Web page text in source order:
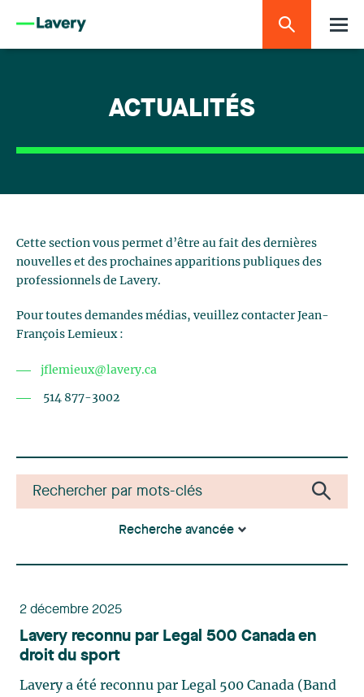
ACTUALITÉS
Cette section vous permet d’être au fait des dernières
nouvelles et des prochaines apparitions publiques des
professionnels de Lavery.
Pour toutes demandes médias, veuillez contacter Jean-
François Lemieux :
jflemieux@lavery.ca
514 877-3002
Recherche avancée
2 décembre 2025
Lavery reconnu par Legal 500 Canada en
droit du sport
Lavery a été reconnu par Legal 500 Canada (Band